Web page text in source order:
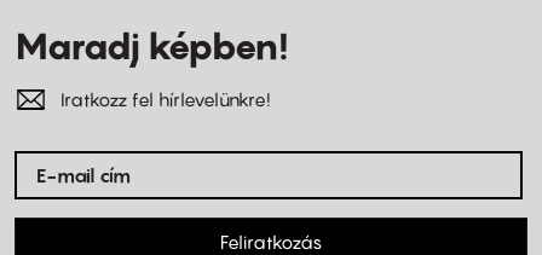
Maradj képben!
Iratkozz fel hírlevelünkre!
Feliratkozás